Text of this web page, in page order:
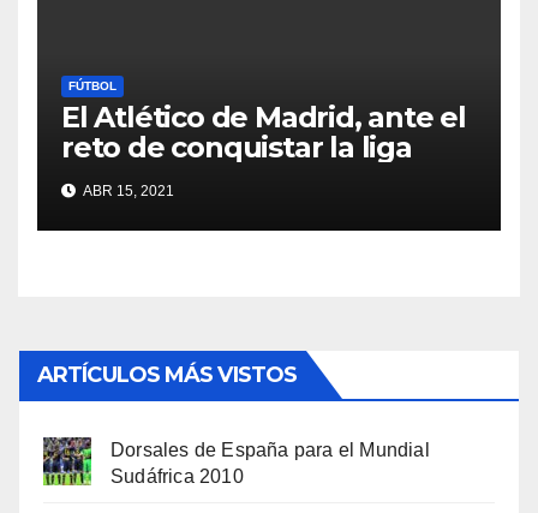
FÚTBOL
El Atlético de Madrid, ante el
reto de conquistar la liga
ABR 15, 2021
ARTÍCULOS MÁS VISTOS
Dorsales de España para el Mundial
Sudáfrica 2010